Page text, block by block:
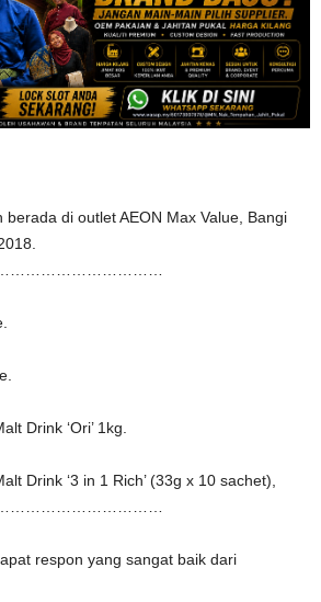
berada di outlet AEON Max Value, Bangi
Drink ‘Ori’ 1kg.
Drink ‘3 in 1 Rich’ (33g x 10 sachet),
respon yang sangat baik dari